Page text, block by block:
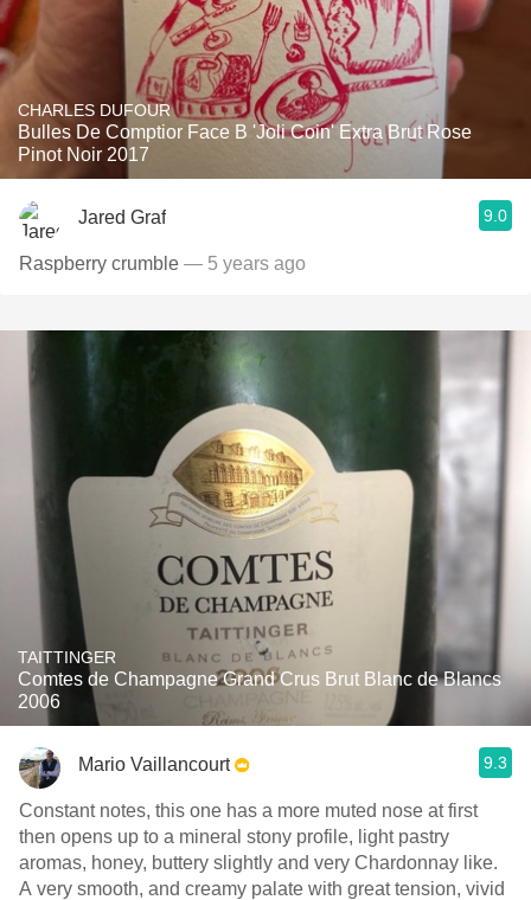
CHARLES DUFOUR
Bulles De Comptior Face B 'Joli Coin' Extra Brut Rose
Pinot Noir 2017
Jared Graf 9.0
Raspberry crumble — 5 years ago
TAITTINGER
Comtes de Champagne Grand Crus Brut Blanc de Blancs
2006
Mario Vaillancourt 9.3
Constant notes, this one has a more muted nose at first
then opens up to a mineral stony profile, light pastry
aromas, honey, buttery slightly and very Chardonnay like.
A very smooth, and creamy palate with great tension, vivid